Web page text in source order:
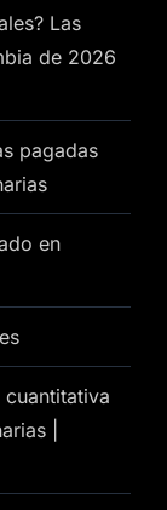
Las
de 2026
pagadas
en
cuantitativa
|